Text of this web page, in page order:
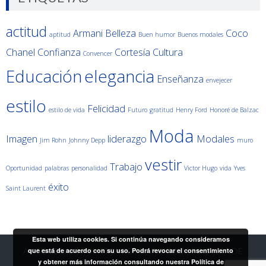
actitud aptitud Armani Belleza Buen humor Buenos modales Coco
Chanel Confianza Convencer Cortesía Cultura
Educaciónelegancia Enseñanza envejecer
estilo estilo de vida Felicidad Futuro gratitud Henry Ford Honoré de Balzac
Imagen Jim Rohn Johnny Depp liderazgo Moda Modales muro
Oportunidad palabras personalidad Trabajo vestir Victor Hugo vida Yves
Saint Laurent éxito
AVISO LEGAL|POLÍTICA DE PRIVACIDAD|POLÍTICA DE
Esta web utiliza cookies. Si continúa navegando consideramos
que está de acuerdo con su uso. Podrá revocar el consentimiento
y obtener más información consultando nuestra Política de